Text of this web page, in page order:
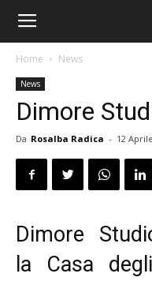
Home News
News
Dimore
Da Rosalba Radica - 12
Dimore
la Casa